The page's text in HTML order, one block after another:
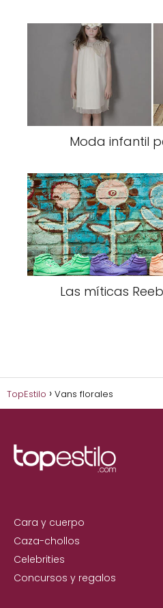
Moda infantil
Las míticas
TopEstilo Vans florales
Cara y cuerpo
Caza-chollos
Celebrities
Concursos y regalos